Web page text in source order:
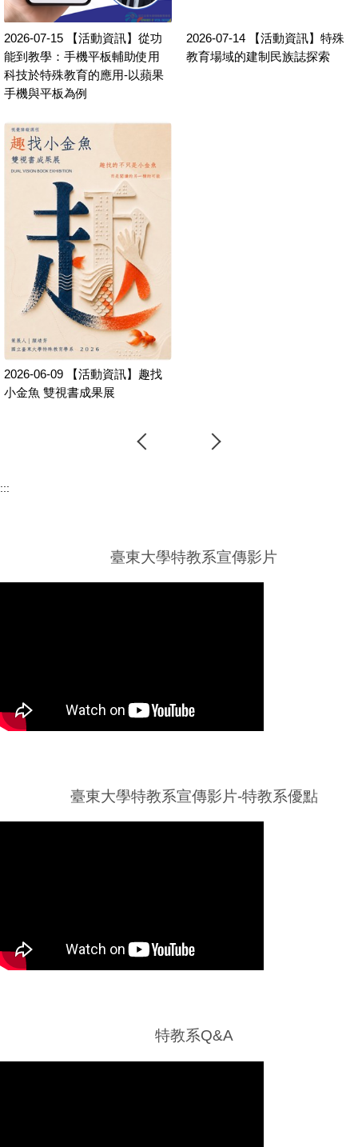
2026-07-15
【活動資訊】從功
能到教學：手機平板輔助使用
科技於特殊教育的應用-以蘋果
手機與平板為例
2026-07-14
【活動資訊】特殊
教育場域的建制民族誌探索
2026-06-09
【活動資訊】趣找
小金魚 雙視書成果展
:::
臺東大學特教系宣傳影片
臺東大學特教系宣傳影片-特教系優點
特教系Q&A